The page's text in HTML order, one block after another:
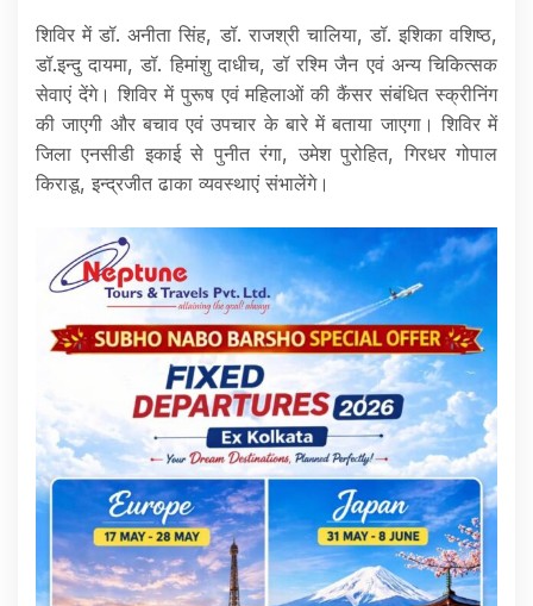
शिविर में डॉ. अनीता सिंह, डॉ. राजश्री चालिया, डॉ. इशिका वशिष्ठ,
डॉ.इन्दु दायमा, डॉ. हिमांशु दाधीच, डॉ रश्मि जैन एवं अन्य चिकित्सक
सेवाएं देंगे। शिविर में पुरूष एवं महिलाओं की कैंसर संबंधित स्क्रीनिंग
की जाएगी और बचाव एवं उपचार के बारे में बताया जाएगा। शिविर में
जिला एनसीडी इकाई से पुनीत रंगा, उमेश पुरोहित, गिरधर गोपाल
किराडू, इन्द्रजीत ढाका व्यवस्थाएं संभालेंगे।